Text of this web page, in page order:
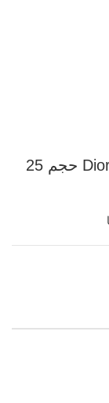
عطر جیبی زنانه پیرلند مدل Dior Addict حجم 25